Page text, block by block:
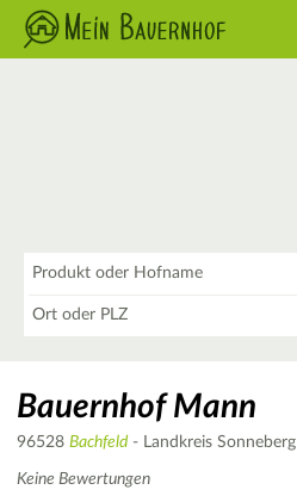
Bauernhof Mann
96528 Bachfeld - Landkreis Sonneberg
Keine Bewertungen